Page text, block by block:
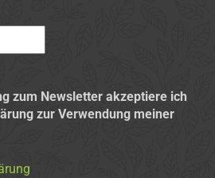
zum Newsletter akzeptiere ich
zur Verwendung meiner